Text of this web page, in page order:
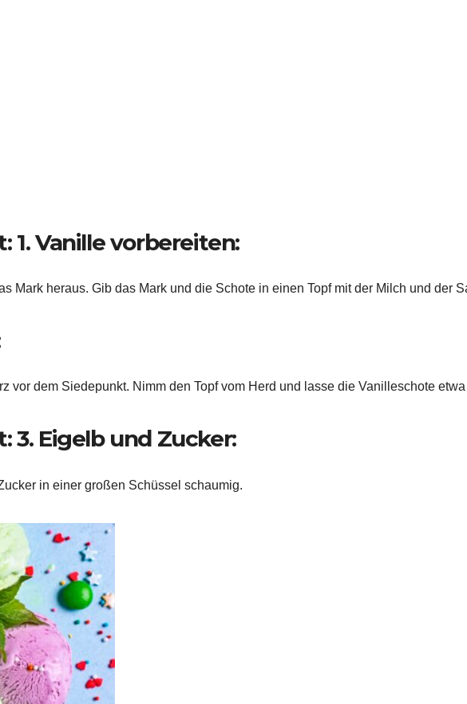
1. Vanille vorbereiten:
Mark heraus. Gib das Mark und die Schote in einen Topf mit der Milch und der
vor dem Siedepunkt. Nimm den Topf vom Herd und lasse die Vanilleschote
3. Eigelb und Zucker:
in einer großen Schüssel schaumig.